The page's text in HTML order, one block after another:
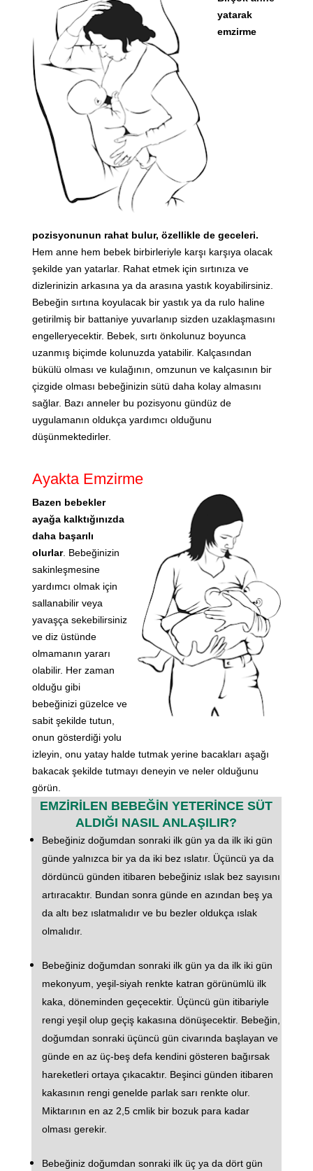
yatarak
emzirme
pozisyonunun rahat bulur, özellikle de geceleri.
Hem anne hem bebek birbirleriyle karşı karşıya olacak
şekilde yan yatarlar. Rahat etmek için sırtınıza ve
dizlerinizin arkasına ya da arasına yastık koyabilirsiniz.
Bebeğin sırtına koyulacak bir yastık ya da rulo haline
getirilmiş bir battaniye yuvarlanıp sizden uzaklaşmasını
engelleryecektir. Bebek, sırtı önkolunuz boyunca
uzanmış biçimde kolunuzda yatabilir. Kalçasından
bükülü olması ve kulağının, omzunun ve kalçasının bir
çizgide olması bebeğinizin sütü daha kolay almasını
sağlar. Bazı anneler bu pozisyonu gündüz de
uygulamanın oldukça yardımcı olduğunu
düşünmektedirler.
Ayakta Emzirme
Bazen bebekler
ayağa kalktığınızda
daha başarılı
olurlar. Bebeğinizin
sakinleşmesine
yardımcı olmak için
sallanabilir veya
yavaşça sekebilirsiniz
ve diz üstünde
olmamanın yararı
olabilir. Her zaman
olduğu gibi
bebeğinizi güzelce ve
sabit şekilde tutun,
onun gösterdiği yolu
izleyin, onu yatay halde tutmak yerine bacakları aşağı
bakacak şekilde tutmayı deneyin ve neler olduğunu
görün.
EMZİRİLEN BEBEĞİN YETERİNCE SÜT
ALDIĞI NASIL ANLAŞILIR?
Bebeğiniz doğumdan sonraki ilk gün ya da ilk iki gün
günde yalnızca bir ya da iki bez ıslatır. Üçüncü ya da
dördüncü günden itibaren bebeğiniz ıslak bez sayısını
artıracaktır. Bundan sonra günde en azından beş ya
da altı bez ıslatmalıdır ve bu bezler oldukça ıslak
olmalıdır.
Bebeğiniz doğumdan sonraki ilk gün ya da ilk iki gün
mekonyum, yeşil-siyah renkte katran görünümlü ilk
kaka, döneminden geçecektir. Üçüncü gün itibariyle
rengi yeşil olup geçiş kakasına dönüşecektir. Bebeğin,
doğumdan sonraki üçüncü gün civarında başlayan ve
günde en az üç-beş defa kendini gösteren bağırsak
hareketleri ortaya çıkacaktır. Beşinci günden itibaren
kakasının rengi genelde parlak sarı renkte olur.
Miktarının en az 2,5 cmlik bir bozuk para kadar
olması gerekir.
Bebeğiniz doğumdan sonraki ilk üç ya da dört gün